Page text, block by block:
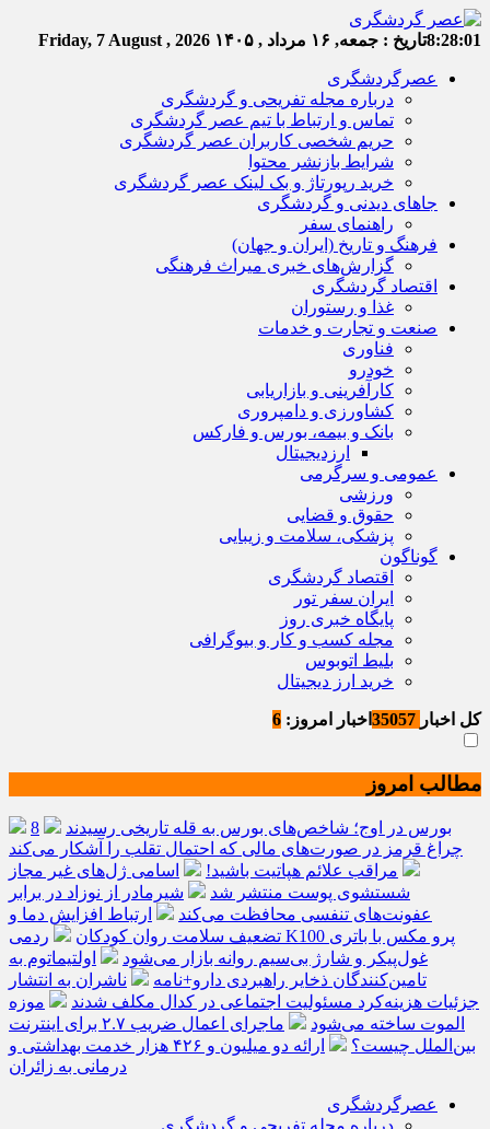
8:28:02تاریخ : جمعه, ۱۶ مرداد , ۱۴۰۵ Friday, 7 August , 2026
عصرگردشگری
درباره مجله تفریحی و گردشگری
تماس و ارتباط با تیم عصر گردشگری
حریم شخصی کاربران عصر گردشگری
شرایط بازنشر محتوا
خرید رپورتاژ و بک لینک عصر گردشگری
جاهای دیدنی و گردشگری
راهنمای سفر
فرهنگ و تاریخ (ایران و جهان)
گزارش‌های خبری میراث فرهنگی
اقتصاد گردشگری
غذا و رستوران
صنعت و تجارت و خدمات
فناوری
خودرو
کارآفرینی و بازاریابی
کشاورزی و دامپروری
بانک و بیمه، بورس و فارکس
ارزدیجیتال
عمومی و سرگرمی
ورزشی
حقوق و قضایی
پزشکی، سلامت و زیبایی
گوناگون
اقتصاد گردشگری
ایران سفر تور
پایگاه خبری روز
مجله کسب و کار و بیوگرافی
بلیط اتوبوس
خرید ارز دیجیتال
کل اخبار اخبار امروز: 6
مطالب امروز
بورس در اوج؛ شاخص‌های بورس به قله تاریخی رسیدند
8
چراغ قرمز در صورت‌های مالی که احتمال تقلب را آشکار می‌کند
مراقب علائم هپاتیت باشید!
اسامی ژل‌های غیر مجاز
شستشوی پوست منتشر شد
شیرمادر از نوزاد در برابر
عفونت‌های تنفسی محافظت می‌کند
ارتباط افزایش دما و
تضعیف سلامت روان کودکان
ردمی K100 پرو مکس با باتری
غول‌پیکر و شارژ بی‌سیم روانه بازار می‌شود
اولتیماتوم به
تامین‌کنندگان ذخایر راهبردی دارو+نامه
ناشران به انتشار
جزئیات هزینه‌کرد مسئولیت اجتماعی در کدال مکلف شدند
موزه
الموت ساخته می‌شود
ماجرای اعمال ضریب ۲.۷ برای اینترنت
بین‌الملل چیست؟
ارائه دو میلیون و ۴۲۶ هزار خدمت بهداشتی و
درمانی به زائران
عصرگردشگری